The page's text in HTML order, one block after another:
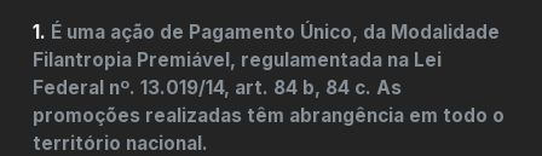
1. É uma ação de Pagamento Único, da Modalidade
Filantropia Premiável, regulamentada na Lei
Federal nº. 13.019/14, art. 84 b, 84 c. As
promoções realizadas têm abrangência em todo o
território nacional.